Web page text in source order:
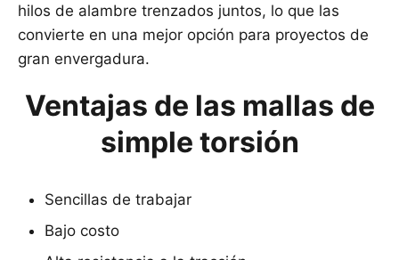
hilos de alambre trenzados juntos, lo que las
convierte en una mejor opción para proyectos de
gran envergadura.
Ventajas de las mallas de
simple torsión
Sencillas de trabajar
Bajo costo